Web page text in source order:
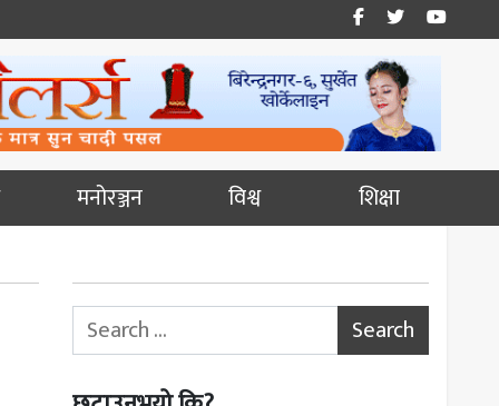
मनोरञ्जन विश्व शिक्षा
Search for: